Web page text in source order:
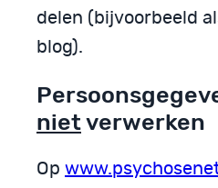
delen (bijvoorbeeld
blog).
nietverwerken
Op